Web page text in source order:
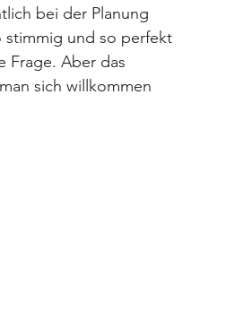
bei der Planung
stimmig und so perfekt
Frage. Aber das
sich willkommen